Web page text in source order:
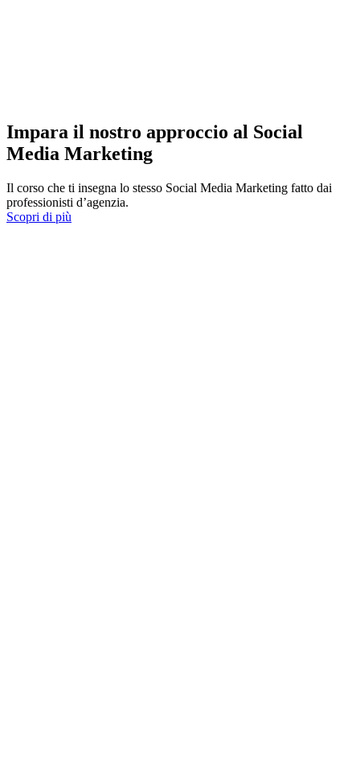
Impara il nostro approccio al Social
Media Marketing
Il corso che ti insegna lo stesso Social Media Marketing fatto dai
professionisti d’agenzia.
Scopri di più